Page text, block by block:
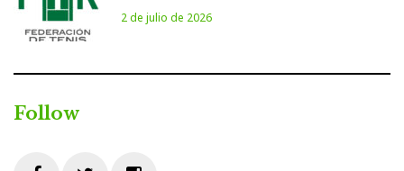
2 de julio de 2026
Follow